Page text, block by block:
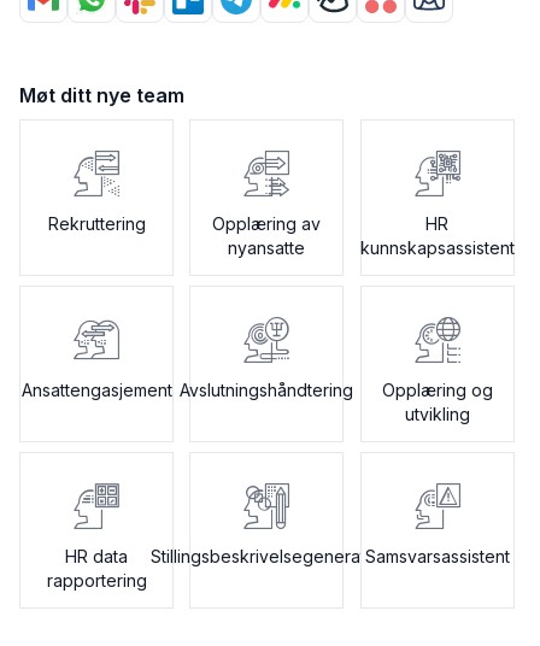
Møt ditt nye team
Rekruttering
Opplæring av
nyansatte
HR
kunnskapsassistent
Ansattengasjement Avslutningshåndtering
Opplæring og
utvikling
HR data
rapportering
StillingsbeskrivelsegeneratorSamsvarsassistent